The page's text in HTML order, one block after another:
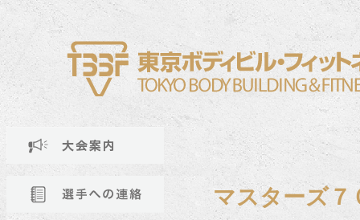
マスターズ７